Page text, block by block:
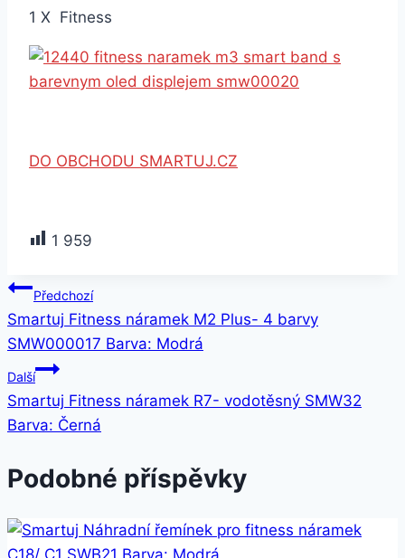
1 X Fitness
DO OBCHODU SMARTUJ.CZ
1 959
Navigace
pro
příspěvek
Předchozí
Smartuj Fitness náramek M2 Plus- 4 barvy
SMW000017 Barva: Modrá
Další
Smartuj Fitness náramek R7- vodotěsný SMW32
Barva: Černá
Podobné příspěvky